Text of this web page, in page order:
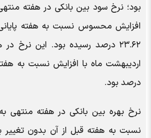
افزایش محسوس نسبت به هفته
درصد بود.